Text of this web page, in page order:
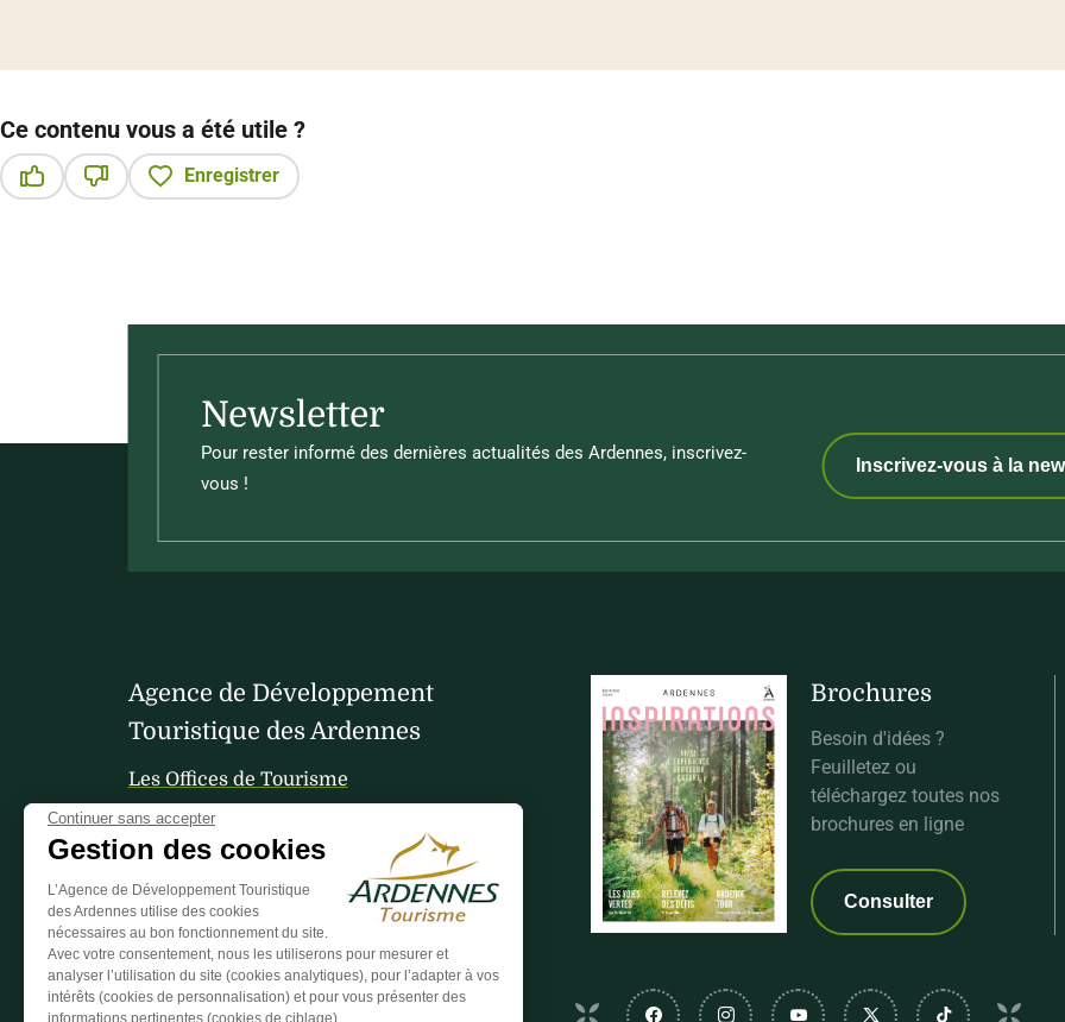
Ce contenu vous a été utile ?
Enregistrer
Newsletter
Pour rester informé des dernières actualités des Ardennes, inscrivez-
vous !
Inscrivez-vous à la
Agence de Développement
Touristique des Ardennes
Les Offices de Tourisme
Votre avis nous interesse
Brochures
Besoin d'idées ?
Feuilletez ou
téléchargez toutes nos
brochures en ligne
Consulter
Suivez-nous sur Facebook
Suivez-nous sur Instagram
Suivez-nous sur Youtube
Suivez-nous sur
Suivez-
Continuer sans accepter
Gestion des cookies
L’Agence de Développement Touristique
des Ardennes utilise des cookies
nécessaires au bon fonctionnement du site.
Avec votre consentement, nous les utiliserons pour mesurer et
analyser l’utilisation du site (cookies analytiques), pour l’adapter à vos
intérêts (cookies de personnalisation) et pour vous présenter des
informations pertinentes (cookies de ciblage).